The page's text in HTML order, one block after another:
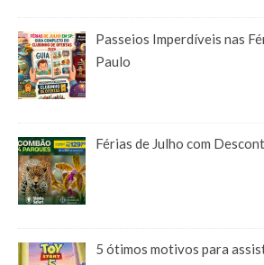
Passeios Imperdíveis nas
Paulo
Férias de Julho com
5 ótimos motivos para